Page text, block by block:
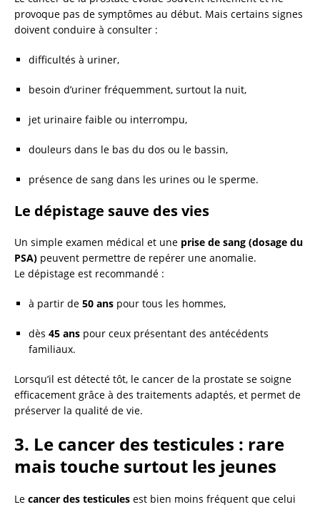
provoque pas de symptômes au début. Mais certains signes
doivent conduire à consulter :
difficultés à uriner,
besoin d’uriner fréquemment, surtout la nuit,
jet urinaire faible ou interrompu,
douleurs dans le bas du dos ou le bassin,
présence de sang dans les urines ou le sperme.
Le dépistage sauve des vies
Un simple examen médical et une prise de sang (dosage du
PSA) peuvent permettre de repérer une anomalie.
Le dépistage est recommandé :
à partir de 50 ans pour tous les hommes,
dès 45 ans pour ceux présentant des antécédents
familiaux.
Lorsqu’il est détecté tôt, le cancer de la prostate se soigne
efficacement grâce à des traitements adaptés, et permet de
préserver la qualité de vie.
3. Le cancer des testicules : rare
mais touche surtout les jeunes
Le cancer des testicules est bien moins fréquent que celui